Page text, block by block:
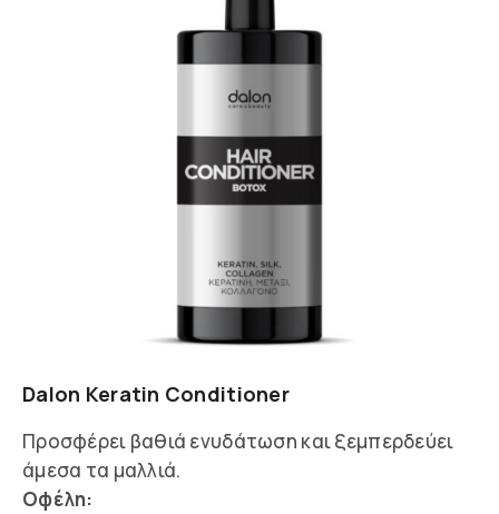
Dalon Keratin Conditioner
Προσφέρει βαθιά ενυδάτωση και ξεμπερδεύει
άμεσα τα μαλλιά.
Οφέλη: